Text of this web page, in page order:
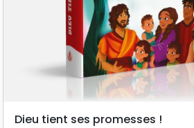
Dieu tient ses promesses !